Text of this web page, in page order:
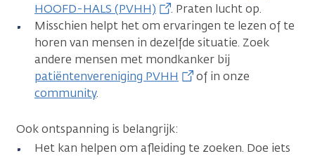
HOOFD-HALS (PVHH)
. Praten lucht op.
Misschien helpt het om ervaringen te lezen of te
horen van mensen in dezelfde situatie. Zoek
andere mensen met mondkanker bij
patiëntenvereniging PVHH
of in onze
community.
Ook ontspanning is belangrijk:
Het kan helpen om afleiding te zoeken. Doe iets